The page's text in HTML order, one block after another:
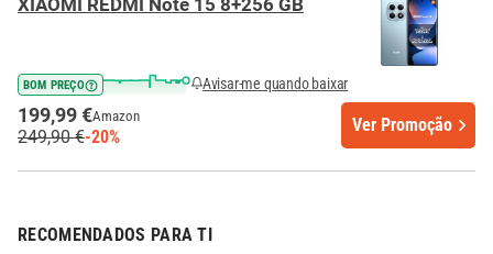
XIAOMI REDMI Note 15 8+256 GB
BOM PREÇO Avisar-me quando baixar
199,99 €Amazon
249,90 €-20%
Ver Promoção
RECOMENDADOS PARA TI